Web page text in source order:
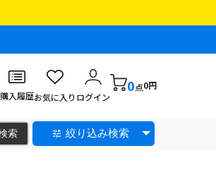
購入履歴お気に入りログイン
0点0円
絞り込み検索